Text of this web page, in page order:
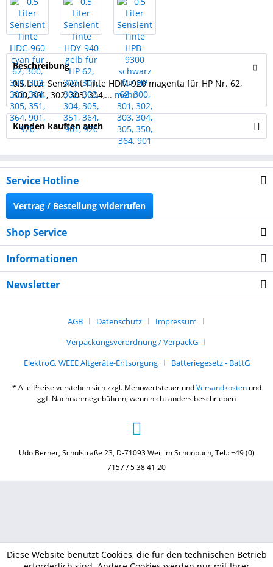
Beschreibung
0,5 Liter Sensient Tinte HDM-920 magenta für HP Nr. 62,
300, 301, 302, 303, 304,... mehr
Kunden kauften auch
Service Hotline
Vertrag / Bestellung widerrufen
Shop Service
Informationen
Newsletter
AGB Datenschutz
Impressum
Verpackungsverordnung / VerpackG
ElektroG, WEEE Altgeräte-Entsorgung
Batteriegesetz - BattG
* Alle Preise verstehen sich zzgl. Mehrwertsteuer undVersandkostenund
ggf. Nachnahmegebühren, wenn nicht anders beschrieben
Udo Berner, Schulstraße 23, D-71093 Weil im Schönbuch, Tel.: +49 (0)
7157 / 5 38 41 20
Diese Website benutzt Cookies, die für den technischen Betrieb